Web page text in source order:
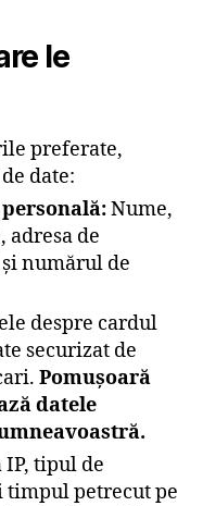
le
preferate,
date:
Nume,
adresa de
numărul de
despre cardul
securizat de
Pomușoară
datele
IP, tipul de
timpul petrecut pe